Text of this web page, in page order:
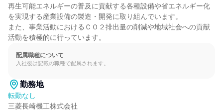
再生可能エネルギーの普及に貢献する各種設備や省エネルギー化
を実現する産業設備の製造・開発に取り組んでいます。
また、事業活動におけるＣＯ２排出量の削減や地域社会への貢献
活動を積極的に行っています。
配属職種について
入社後は記載の職種で配属されます。
勤務地
転勤なし
三菱長崎機工株式会社